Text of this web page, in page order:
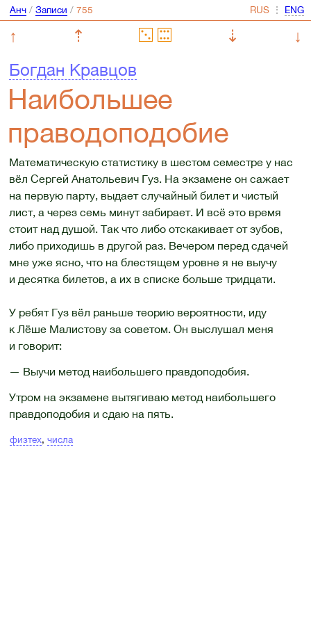
Анч/ Записи / ⋮
↑ ⇡ ⇣
↓
Богдан Кравцов
Наибольшее
праводоподобие
Математическую статистику в шестом семестре у нас
вёл Сергей Анатольевич Гуз. На экзамене он сажает
на первую парту, выдает случайный билет и чистый
лист, а через семь минут забирает. И всё это время
стоит над душой. Так что либо отскакивает от зубов,
либо приходишь в другой раз. Вечером перед сдачей
мне уже ясно, что на блестящем уровне я не выучу
и десятка билетов, а их в списке больше тридцати.
У ребят Гуз вёл раньше теорию вероятности, иду
к Лёше Малистову за советом. Он выслушал меня
и говорит:
— Выучи метод наибольшего правдоподобия.
Утром на экзамене вытягиваю метод наибольшего
правдоподобия и сдаю на пять.
физтех, числа